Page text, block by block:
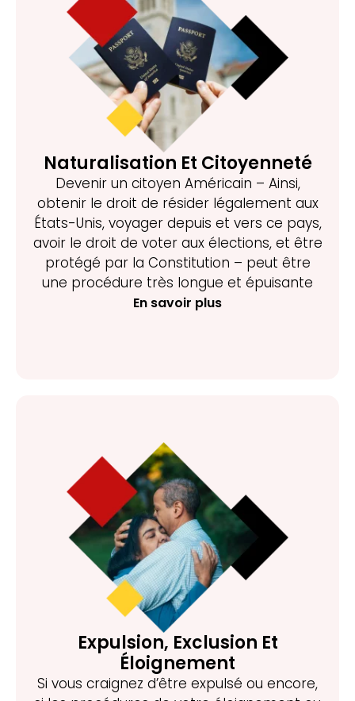
Naturalisation Et Citoyenneté
Devenir un citoyen Américain – Ainsi,
obtenir le droit de résider légalement aux
États-Unis, voyager depuis et vers ce pays,
avoir le droit de voter aux élections, et être
protégé par la Constitution – peut être
une procédure très longue et épuisante
En savoir plus
Expulsion, Exclusion Et
Éloignement
Si vous craignez d’être expulsé ou encore,